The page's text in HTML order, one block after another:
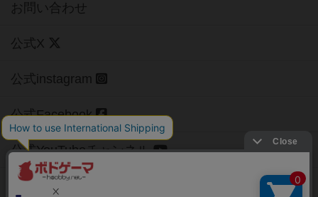
お問い合わせ
公式X
公式instagram
公式Facebook
公式YouTubeチャンネル